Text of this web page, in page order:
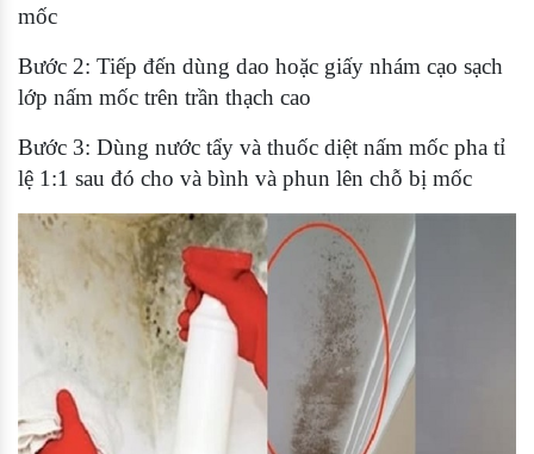
mốc
Bước 2: Tiếp đến dùng dao hoặc giấy nhám cạo sạch
lớp nấm mốc trên trần thạch cao
Bước 3: Dùng nước tẩy và thuốc diệt nấm mốc pha tỉ
lệ 1:1 sau đó cho và bình và phun lên chỗ bị mốc